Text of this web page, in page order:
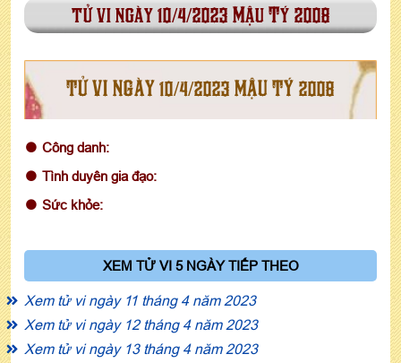
tử vi ngày 10/4/2023 Mậu Tý 2008
TỬ VI NGÀY 10/4/2023 MẬU TÝ 2008
Công danh:
Tình duyên gia đạo:
Sức khỏe:
XEM TỬ VI 5 NGÀY TIẾP THEO
Xem tử vi ngày 11 tháng 4 năm 2023
Xem tử vi ngày 12 tháng 4 năm 2023
Xem tử vi ngày 13 tháng 4 năm 2023